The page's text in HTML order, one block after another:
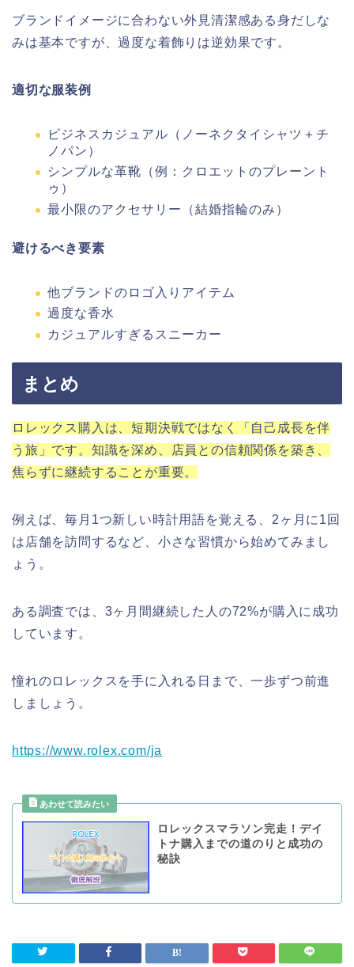
ブランドイメージに合わない外見清潔感ある身だしな
みは基本ですが、過度な着飾りは逆効果です。
適切な服装例
ビジネスカジュアル（ノーネクタイシャツ＋チ
ノパン）
シンプルな革靴（例：クロエットのプレーント
ゥ）
最小限のアクセサリー（結婚指輪のみ）
避けるべき要素
他ブランドのロゴ入りアイテム
過度な香水
カジュアルすぎるスニーカー
まとめ
ロレックス購入は、短期決戦ではなく「自己成長を伴
う旅」です。知識を深め、店員との信頼関係を築き、
焦らずに継続することが重要。
例えば、毎月1つ新しい時計用語を覚える、2ヶ月に1回
は店舗を訪問するなど、小さな習慣から始めてみまし
ょう。
ある調査では、3ヶ月間継続した人の72%が購入に成功
しています。
憧れのロレックスを手に入れる日まで、一歩ずつ前進
しましょう。
https://www.rolex.com/ja
ロレックスマラソン完走！デイ
トナ購入までの道のりと成功の
秘訣